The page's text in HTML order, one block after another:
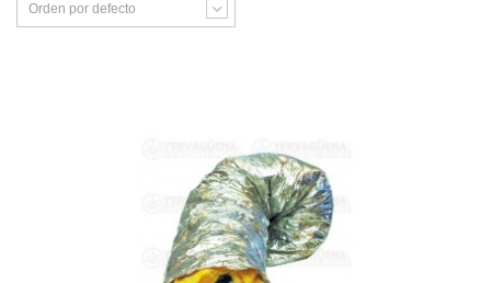
Orden por defecto